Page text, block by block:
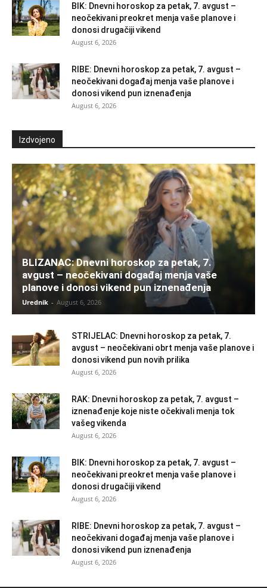
BIK: Dnevni horoskop za petak, 7. avgust –
neočekivani preokret menja vaše planove i
donosi drugačiji vikend
August 6, 2026
RIBE: Dnevni horoskop za petak, 7. avgust –
neočekivani događaj menja vaše planove i
donosi vikend pun iznenađenja
August 6, 2026
Izdvojeno
BLIZANAC: Dnevni horoskop za petak, 7.
avgust – neočekivani događaj menja vaše
planove i donosi vikend pun iznenađenja
Urednik - August 6, 2026
STRIJELAC: Dnevni horoskop za petak, 7.
avgust – neočekivani obrt menja vaše planove i
donosi vikend pun novih prilika
August 6, 2026
RAK: Dnevni horoskop za petak, 7. avgust –
iznenađenje koje niste očekivali menja tok
vašeg vikenda
August 6, 2026
BIK: Dnevni horoskop za petak, 7. avgust –
neočekivani preokret menja vaše planove i
donosi drugačiji vikend
August 6, 2026
RIBE: Dnevni horoskop za petak, 7. avgust –
neočekivani događaj menja vaše planove i
donosi vikend pun iznenađenja
August 6, 2026